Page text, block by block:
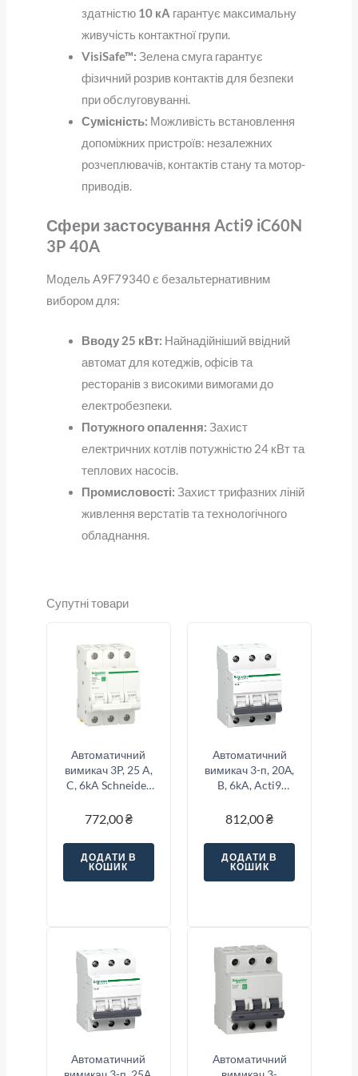
здатністю 10 кА гарантує максимальну
живучість контактної групи.
VisiSafe™: Зелена смуга гарантує
фізичний розрив контактів для безпеки
при обслуговуванні.
Сумісність: Можливість встановлення
допоміжних пристроїв: незалежних
розчеплювачів, контактів стану та мотор-
приводів.
Сфери застосування Acti9 iC60N
3P 40A
Модель A9F79340 є безальтернативним
вибором для:
Вводу 25 кВт: Найнадійніший ввідний
автомат для котеджів, офісів та
ресторанів з високими вимогами до
електробезпеки.
Потужного опалення: Захист
електричних котлів потужністю 24 кВт та
теплових насосів.
Промисловості: Захист трифазних ліній
живлення верстатів та технологічного
обладнання.
Супутні товари
Автоматичний
вимикач 3P, 25 A,
C, 6kA Schneider
772,00₴
ДОДАТИ В
КОШИК
Автоматичний
вимикач 3-п, 20А,
B, 6kA, Acti9
Electric
812,00₴
ДОДАТИ В
КОШИК
Автоматичний
Автоматичний